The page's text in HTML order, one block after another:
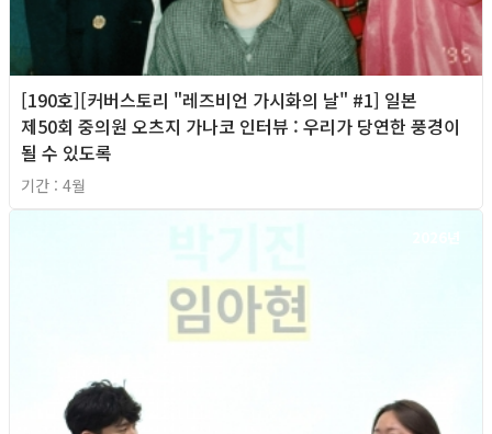
[190호][커버스토리 "레즈비언 가시화의 날" #1] 일본
제50회 중의원 오츠지 가나코 인터뷰 : 우리가 당연한 풍경이
될 수 있도록
기간 : 4월